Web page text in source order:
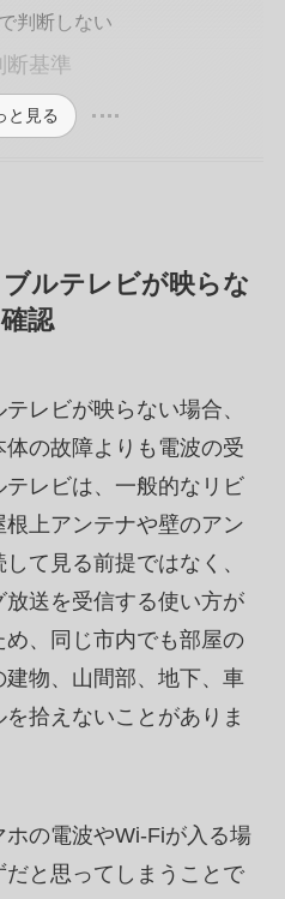
判断しない
断基準
と見る
ルテレビが映らな
認
レビが映らない場合、
の故障よりも電波の受
レビは、一般的なリビ
上アンテナや壁のアン
て見る前提ではなく、
送を受信する使い方が
、同じ市内でも部屋の
物、山間部、地下、車
拾えないことがありま
の電波やWi-Fiが入る場
と思ってしまうことで